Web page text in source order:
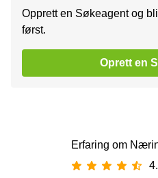
Opprett en Søkeagent og
først.
Oprett en
Erfaring om